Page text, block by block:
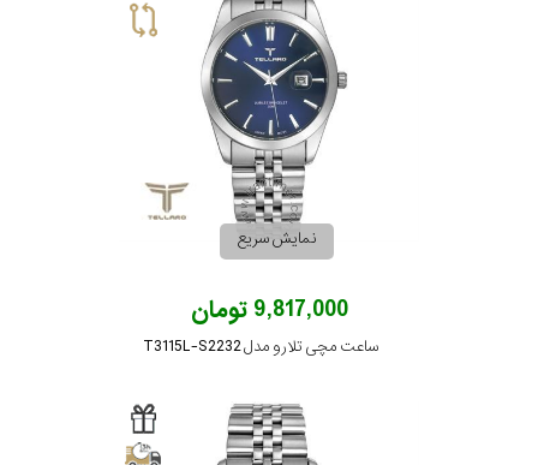
نمایش سریع
9,817,000 تومان
ساعت مچی تلارو مدل T3115L-S2232